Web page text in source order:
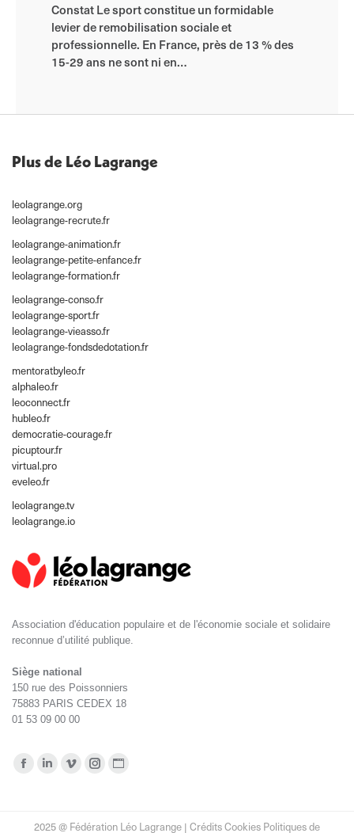
Constat Le sport constitue un formidable
levier de remobilisation sociale et
professionnelle. En France, près de 13 % des
15-29 ans ne sont ni en…
Plus de Léo Lagrange
leolagrange.org
leolagrange-recrute.fr
leolagrange-animation.fr
leolagrange-petite-enfance.fr
leolagrange-formation.fr
leolagrange-conso.fr
leolagrange-sport.fr
leolagrange-vieasso.fr
leolagrange-fondsdedotation.fr
mentoratbyleo.fr
alphaleo.fr
leoconnect.fr
hubleo.fr
democratie-courage.fr
picuptour.fr
virtual.pro
eveleo.fr
leolagrange.tv
leolagrange.io
Association d'éducation populaire et de l'économie sociale et solidaire
reconnue d’utilité publique.
Siège national
150 rue des Poissonniers
75883 PARIS CEDEX 18
01 53 09 00 00
Retrouvez-nous sur :
La
La
La
La
2025 @ Fédération Léo Lagrange | Crédits Cookies Politiques de